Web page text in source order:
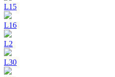
L15
L16
L2
L30